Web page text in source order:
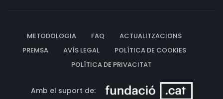
METODOLOGIA FAQ
ACTUALITZACIONS
PREMSA
AVÍS LEGAL
POLÍTICA DE COOKIES
POLÍTICA DE PRIVACITAT
Amb el suport de: